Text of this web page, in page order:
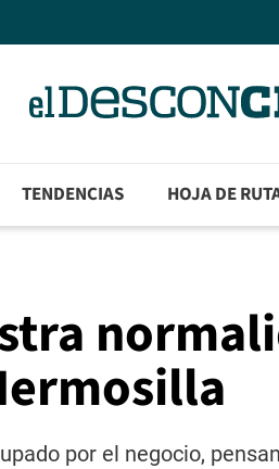
TENDENCIAS HOJA DE
por el negocio,